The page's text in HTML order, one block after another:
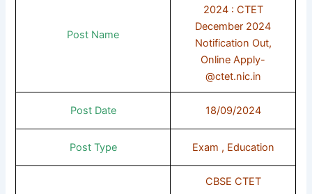
Post Name
2024 : CTET
December 2024
Notification Out,
Online Apply-
@ctet.nic.in
Post Date 18/09/2024
Post Type Exam , Education
CBSE CTET